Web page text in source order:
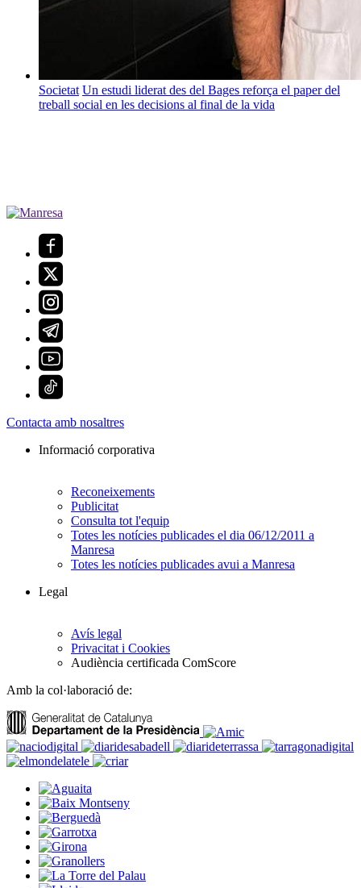
Societat Un estudi liderat des del Bages reforça el paper del
treball social en les decisions al final de la vida
Contacta amb nosaltres
Informació corporativa
Reconeixements
Publicitat
Consulta tot l'equip
Totes les notícies publicades el dia 06/12/2011 a
Manresa
Totes les notícies publicades avui a Manresa
Legal
Avís legal
Privacitat i Cookies
Audiència certificada ComScore
Amb la col·laboració de: